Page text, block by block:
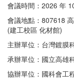
會議時間：2026 年
會議地點：807618
(建工校區 化材館)
主辦單位：台灣鍍膜
承辦單位：國立高雄
協辦單位：國科會工